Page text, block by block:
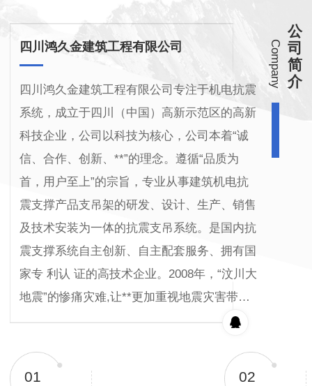
公
司
简
介
Company
四川鸿久金建筑工程有限公司
四川鸿久金建筑工程有限公司专注于机电抗震
系统，成立于四川（中国）高新示范区的高新
科技企业，公司以科技为核心，公司本着“诚
信、合作、创新、**”的理念。遵循“品质为
首，用户至上”的宗旨，专业从事建筑机电抗
震支撑产品支吊架的研发、设计、生产、销售
及技术安装为一体的抗震支吊系统。是国内抗
震支撑系统自主创新、自主配套服务、拥有国
家专 利认 证的高技术企业。2008年，“汶川大
地震”的惨痛灾难,让**更加重视地震灾害带…
01 02